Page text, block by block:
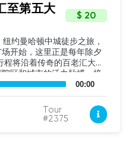
至第五大
$ 20
约曼哈顿中城徒步之旅，
开始，这里正是每年除夕
区和城市的活力脉搏。接
并花些时间漫步在著名的
建筑和知名地标而闻名。
都会艺术博物馆结束，在
历史收藏之中。穿上您的
00:00
Tour
#2375